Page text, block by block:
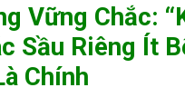
Vững Chắc:
Sầu Riêng Ít
Chính